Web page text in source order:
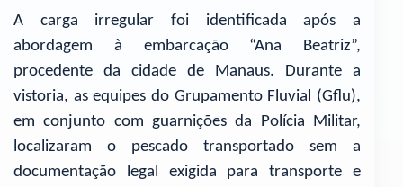
A carga irregular foi identificada após a
abordagem à embarcação “Ana Beatriz”,
procedente da cidade de Manaus. Durante a
vistoria, as equipes do Grupamento Fluvial (Gflu),
em conjunto com guarnições da Polícia Militar,
localizaram o pescado transportado sem a
documentação legal exigida para transporte e